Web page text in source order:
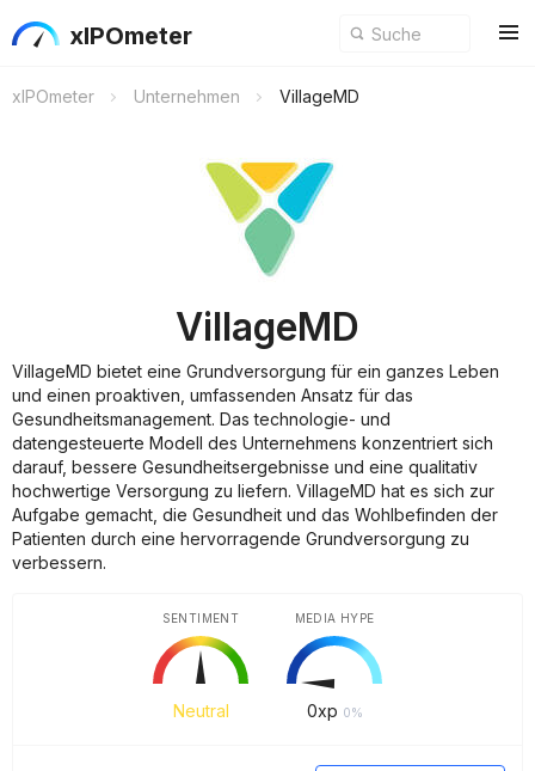
xIPOmeter
xIPOmeter Unternehmen VillageMD
VillageMD
VillageMD bietet eine Grundversorgung für ein ganzes Leben
und einen proaktiven, umfassenden Ansatz für das
Gesundheitsmanagement. Das technologie- und
datengesteuerte Modell des Unternehmens konzentriert sich
darauf, bessere Gesundheitsergebnisse und eine qualitativ
hochwertige Versorgung zu liefern. VillageMD hat es sich zur
Aufgabe gemacht, die Gesundheit und das Wohlbefinden der
Patienten durch eine hervorragende Grundversorgung zu
verbessern.
Neutral
SENTIMENT
0xp 0%
MEDIA HYPE